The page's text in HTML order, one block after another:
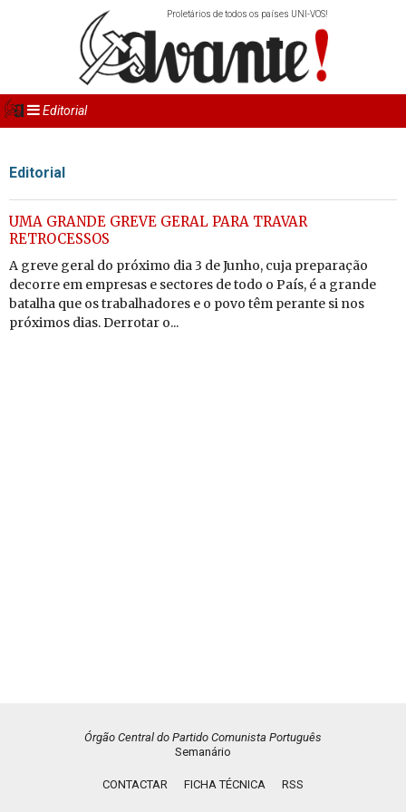
Proletários de todos os países UNI-VOS!
Editorial
Editorial
UMA GRANDE GREVE GERAL PARA TRAVAR
RETROCESSOS
A greve geral do próximo dia 3 de Junho, cuja preparação
decorre em empresas e sectores de todo o País, é a grande
batalha que os trabalhadores e o povo têm perante si nos
próximos dias. Derrotar o...
Órgão Central do Partido Comunista Português
Semanário
CONTACTAR FICHA TÉCNICA RSS